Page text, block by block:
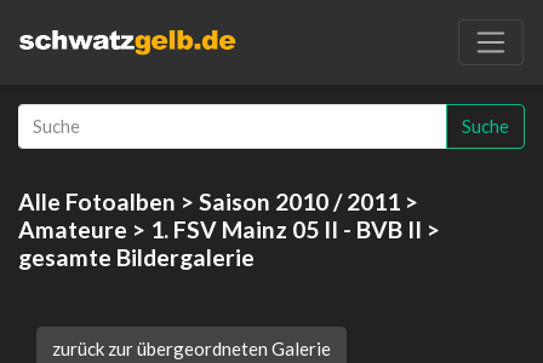
Suche
Alle Fotoalben > Saison 2010 / 2011 >
Amateure > 1. FSV Mainz 05 II - BVB II >
gesamte Bildergalerie
zurück zur übergeordneten Galerie